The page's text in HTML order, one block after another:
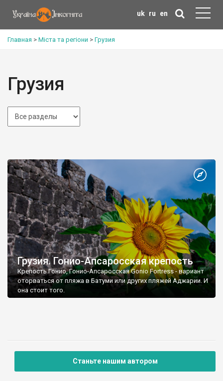
uk ru en
Главная > Міста та регіони > Грузия
Грузия
Грузия. Гонио-Апсаросская крепость
Крепость Гонио, Гонио-Апсаросская Gonio Fortress - вариант
оторваться от пляжа в Батуми или других пляжей Аджарии. И
она стоит того.
Станьте нашим автором